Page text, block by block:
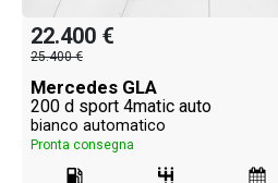
22.400 €
25.400 €
Mercedes GLA
200 d sport 4matic auto
bianco automatico
Pronta consegna